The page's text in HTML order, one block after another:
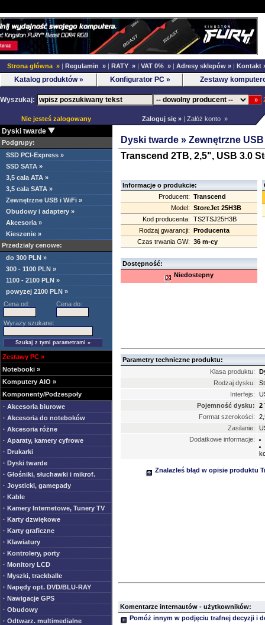
Strona główna » | Regulamin » | RATY » | VAT 0% » | Adresy sklepów » | Kontakt
Katalog produktów » Konfigurator PC » Zestawy
Wyszukaj:
Nie jesteś zalogowany Zaloguj się » | Załóż konto »
Dyski twarde
Podgrupy:
SSD PCI-Express »
SSD SATA »
3,5 cala ATA »
3,5 cala SATA »
Zewnętrzne USB i WiFi »
Obudowy i adaptery »
Akcesoria »
Kieszenie »
Przedzialy cenowe:
do 300 PLN »
300 - 1100 PLN »
1100 - 2100 PLN »
powyzej 2100 PLN »
Cena od:
Cena do:
Wyrazy szukane:
Zestawy PC »
Notebooki »
Komputery AIO »
Komponenty/Podzespoły
· Akcesoria biurowe
· Akcesoria do noteboków
· Akcesoria różne
· Aparaty, kamery cyfrowe
· Drukarki
· Dyski twarde
· Głośniki, słuchawki i mikrof.
· Joysticki, gamepady
· Kable
· Kamery Internetowe, Tunery TV
· Karty dzwiękowe
· Karty graficzne
· Klawiatury
· Kontrolery, porty
· Monitory LCD
· Myszki, trackballe
· Napędy opt. DVD/BLU-RAY
· Nawigacje GPS
· Obudowy
· Odtwarz. multimedialne
Dyski twarde » Zewnętrzne
Transcend 2TB, 2,5", USB 3.0
Informacje o produkcie:
Producent: Transcend
Model: StoreJet 25H3B
Kod producenta: TS2TSJ25H3B
Rodzaj gwarancji: Producenta
Czas trwania GW: 36 m-cy
Dostępność:
Niedostepny
Parametry techniczne produktu:
Klasa produktu:
Rodzaj dysku:
Interfejs:
Pojemność dysku:
2
Format szerokości:
Zasilanie:
Dodatkowe informacje:
Znalazleś błąd w opisie produktu
Komentarze internautów - użytkowników:
Pomóż innym w podjęciu trafnej decyzji i